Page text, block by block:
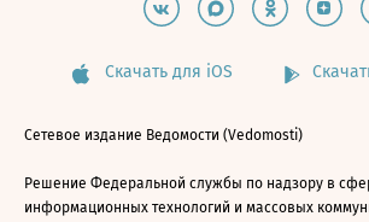
Скачать для iOS
Сетевое издание Ведомости (Vedomosti)
Решение Федеральной службы по надзору в
информационных технологий и массовых